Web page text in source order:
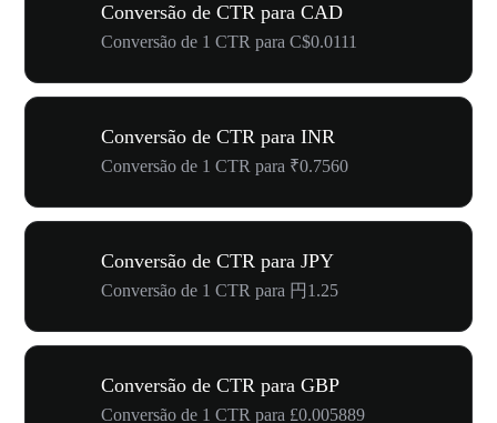
Conversão de CTR para CAD
Conversão de 1 CTR para C$0.0111
Conversão de CTR para INR
Conversão de 1 CTR para ₹0.7560
Conversão de CTR para JPY
Conversão de 1 CTR para 円1.25
Conversão de CTR para GBP
Conversão de 1 CTR para £0.005889